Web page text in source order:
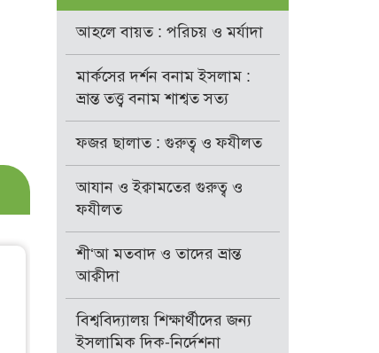
আহলে বায়ত : পরিচয় ও মর্যাদা
মার্কসের দর্শন বনাম ইসলাম :
ভ্রান্ত তত্ত্ব বনাম শাশ্বত সত্য
ফজর ছালাত : গুরুত্ব ও ফযীলত
আযান ও ইক্বামতের গুরুত্ব ও
ফযীলত
শী‘আ মতবাদ ও তাদের ভ্রান্ত
আক্বীদা
বিশ্ববিদ্যালয় শিক্ষার্থীদের জন্য
ইসলামিক দিক-নির্দেশনা